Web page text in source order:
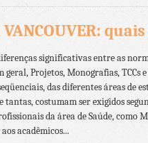
significativas entre as
geral, Projetos, Monografias,
das diferentes áreas de
costumam ser exigidos
da área de Saúde,
acadêmicos...